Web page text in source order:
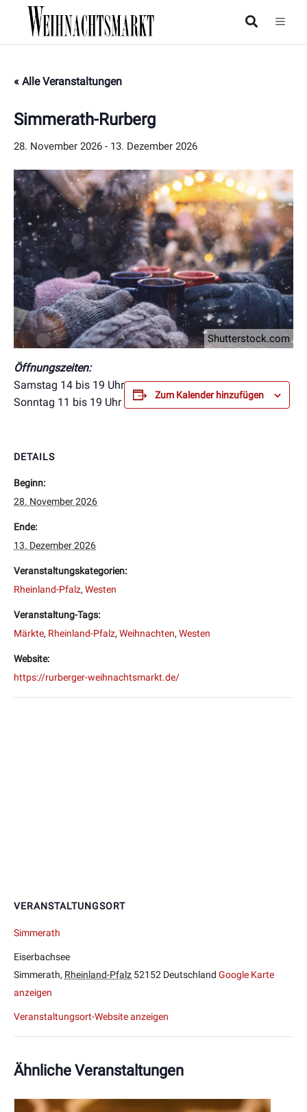
« Alle Veranstaltungen
Simmerath-Rurberg
28. November 2026 - 13. Dezember 2026
Shutterstock.com
Öffnungszeiten:
Samstag 14 bis 19 Uhr
Sonntag 11 bis 19 Uhr
Zum Kalender hinzufügen
DETAILS
Beginn:
28. November 2026
Ende:
13. Dezember 2026
Veranstaltungskategorien:
Rheinland-Pfalz, Westen
Veranstaltung-Tags:
Märkte, Rheinland-Pfalz, Weihnachten, Westen
Website:
https://rurberger-weihnachtsmarkt.de/
VERANSTALTUNGSORT
Simmerath
Eiserbachsee
Simmerath, Rheinland-Pfalz 52152 Deutschland Google Karte
anzeigen
Veranstaltungsort-Website anzeigen
Ähnliche Veranstaltungen